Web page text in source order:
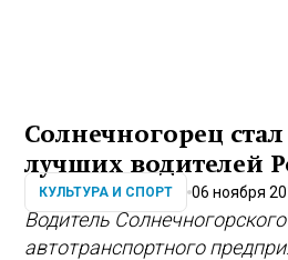
Солнечногорец
лучших водителей
КУЛЬТУРА И СПОРТ 06 ноября
Водитель
автотранспортного